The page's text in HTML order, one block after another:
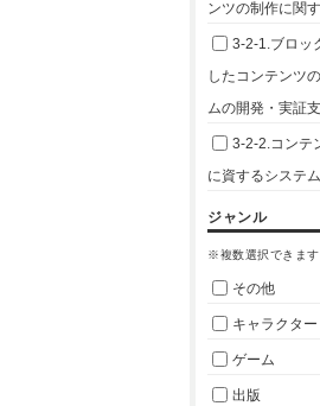
ンツの制作に関
3-2-1.ブロッ
したコンテンツ
ムの開発・実証
3-2-2.コンテ
に資するシステ
ジャンル
※複数選択できます
その他
キャラクター
ゲーム
出版